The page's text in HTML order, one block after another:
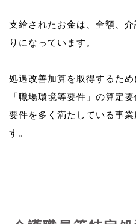
支給されたお金は、全額、
りになっています。
処遇改善加算を取得するた
「職場環境等要件」の算定
要件を多く満たしている事
す。